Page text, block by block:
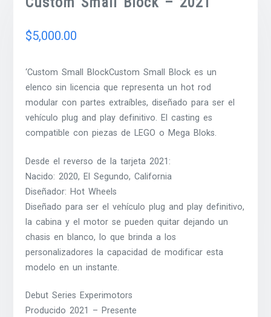
$5,000.00
‘Custom Small BlockCustom Small Block es un
elenco sin licencia que representa un hot rod
modular con partes extraíbles, diseñado para ser el
vehículo plug and play definitivo. El casting es
compatible con piezas de LEGO o Mega Bloks.
Desde el reverso de la tarjeta 2021:
Nacido: 2020, El Segundo, California
Diseñador: Hot Wheels
Diseñado para ser el vehículo plug and play definitivo,
la cabina y el motor se pueden quitar dejando un
chasis en blanco, lo que brinda a los
personalizadores la capacidad de modificar esta
modelo en un instante.
Debut Series Experimotors
Producido 2021 – Presente